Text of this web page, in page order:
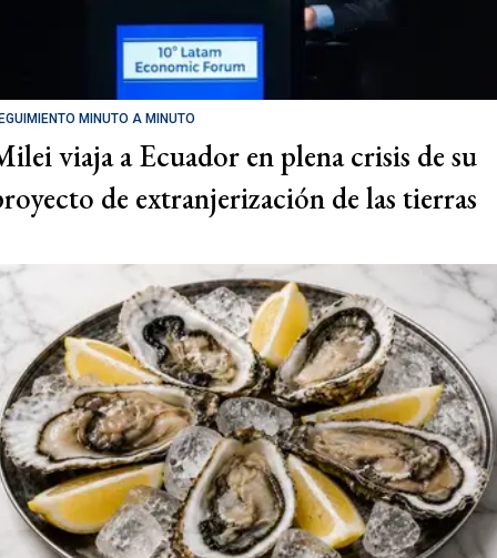
MINUTO A MINUTO
viaja a Ecuador en plena crisis de su
de extranjerización de las tierras